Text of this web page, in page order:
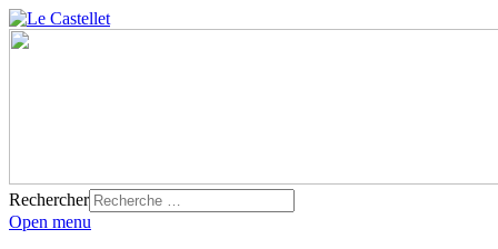
Rechercher
Open menu